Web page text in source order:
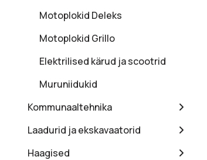
Motoplokid Deleks
Motoplokid Grillo
Elektrilised kärud ja scootrid
Muruniidukid
Kommunaaltehnika
Laadurid ja ekskavaatorid
Haagised